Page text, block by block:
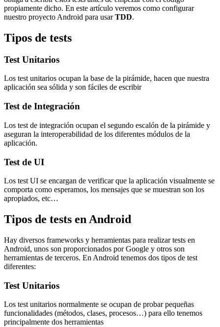
propiamente dicho. En este artículo veremos como configurar
nuestro proyecto Android para usarTDD.
Tipos de tests
Test Unitarios
Los test unitarios ocupan la base de la pirámide, hacen que nuestra
aplicación sea sólida y son fáciles de escribir
Test de Integración
Los test de integración ocupan el segundo escalón de la pirámide y
aseguran la interoperabilidad de los diferentes módulos de la
aplicación.
Test de UI
Los test UI se encargan de verificar que la aplicación visualmente se
comporta como esperamos, los mensajes que se muestran son los
apropiados, etc…
Tipos de tests en Android
Hay diversos frameworks y herramientas para realizar tests en
Android, unos son proporcionados por Google y otros son
herramientas de terceros. En Android tenemos dos tipos de test
diferentes:
Test Unitarios
Los test unitarios normalmente se ocupan de probar pequeñas
funcionalidades (métodos, clases, procesos…) para ello tenemos
principalmente dos herramientas